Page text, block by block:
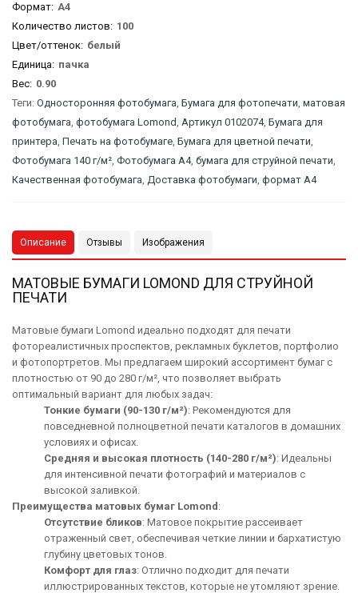
Формат: А4
Количество листов: 100
Цвет/оттенок: белый
Единица: пачка
Вес: 0.90
Теги: Односторонняя фотобумага, Бумага для фотопечати, матовая
фотобумага, фотобумага Lomond, Артикул 0102074, Бумага для
принтера, Печать на фотобумаге, Бумага для цветной печати,
Фотобумага 140 г/м², Фотобумага A4, бумага для струйной печати,
Качественная фотобумага, Доставка фотобумаги, формат A4
Описание Отзывы Изображения
МАТОВЫЕ БУМАГИ LOMOND ДЛЯ СТРУЙНОЙ
ПЕЧАТИ
Матовые бумаги Lomond идеально подходят для печати
фотореалистичных проспектов, рекламных буклетов, портфолио
и фотопортретов. Мы предлагаем широкий ассортимент бумаг с
плотностью от 90 до 280 г/м², что позволяет выбрать
оптимальный вариант для любых задач:
Тонкие бумаги (90-130 г/м²): Рекомендуются для
повседневной полноцветной печати каталогов в домашних
условиях и офисах.
Средняя и высокая плотность (140-280 г/м²): Идеальны
для интенсивной печати фотографий и материалов с
высокой заливкой.
Преимущества матовых бумаг Lomond :
Отсутствие бликов: Матовое покрытие рассеивает
отраженный свет, обеспечивая четкие линии и бархатистую
глубину цветовых тонов.
Комфорт для глаз: Отлично подходит для печати
иллюстрированных текстов, которые не утомляют зрение.